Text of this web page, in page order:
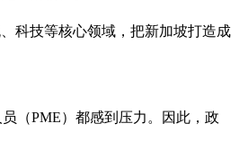
科技等核心领域，把新加坡打造成
（PME）都感到压力。因此，政